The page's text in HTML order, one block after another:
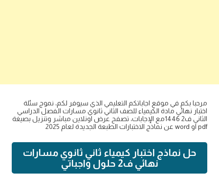
مرحبا بكم في موقع اجاباتكم التعليمي الذي سيوفر لكم، نموج سئلة
اختبار نهائي مادة الكيمياء للصف الثاني ثانوي مسارات الفصل الدراسي
الثاني ف2 1446مع الإجابات، تصفح عرض اونلاين مباشر وتنزيل بصيغة
pdf او word عن نماذج الاختبارات الطبعة الجديدة لعام 2025
حل نماذج اختبار كيمياء ثاني ثانوي مسارات
نهائي ف2 حلول واجباتي